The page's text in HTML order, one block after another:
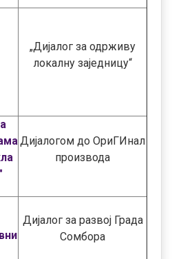
„Дијалог за одрживу
локалну заједницу“
Дијалогом до ОриГИнал
производа
Дијалог за развој Града
Сомбора